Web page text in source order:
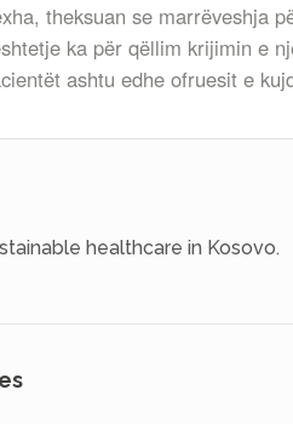
theksuan se marrëveshja
ka për qëllim krijimin e
ashtu edhe ofruesit e
healthcare in Kosovo.